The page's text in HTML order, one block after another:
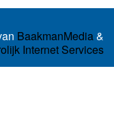
BaakmanMedia&
Internet Services